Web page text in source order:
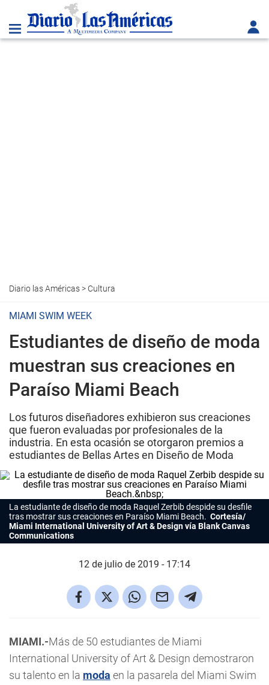
Diario las Américas> Cultura
MIAMI SWIM WEEK
Estudiantes de diseño de moda
muestran sus creaciones en
Paraíso Miami Beach
Los futuros diseñadores exhibieron sus creaciones
que fueron evaluadas por profesionales de la
industria. En esta ocasión se otorgaron premios a
estudiantes de Bellas Artes en Diseño de Moda
La estudiante de diseño de moda Raquel Zerbib despide su desfile
tras mostrar sus creaciones en Paraíso Miami Beach. Cortesía/
Miami International University of Art & Design vía Blank Canvas
Communications
12 de julio de 2019 - 17:14
MIAMI.-Más de 50 estudiantes de Miami
International University of Art & Design demostraron
su talento en la moda en la pasarela del Miami Swim